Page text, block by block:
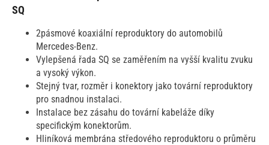
SQ
2pásmové koaxiální reproduktory do automobilů
Mercedes-Benz.
Vylepšená řada SQ se zaměřením na vyšší kvalitu zvuku
a vysoký výkon.
Stejný tvar, rozměr i konektory jako tovární reproduktory
pro snadnou instalaci.
Instalace bez zásahu do tovární kabeláže díky
specifickým konektorům.
Hliníková membrána středového reproduktoru o průměru